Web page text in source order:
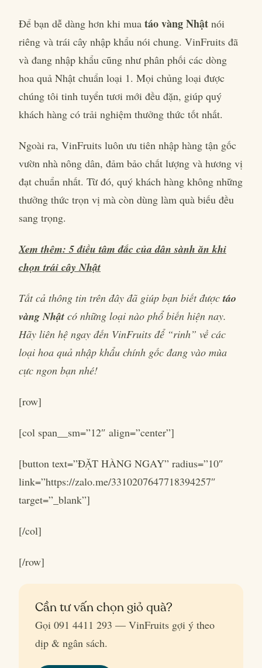
Để bạn dễ dàng hơn khi mua táo vàng Nhật nói
riêng và trái cây nhập khẩu nói chung. VinFruits đã
và đang nhập khẩu cũng như phân phối các dòng
hoa quả Nhật chuẩn loại 1. Mọi chủng loại được
chúng tôi tinh tuyển tươi mới đều đặn, giúp quý
khách hàng có trải nghiệm thưởng thức tốt nhất.
Ngoài ra, VinFruits luôn ưu tiên nhập hàng tận gốc
vườn nhà nông dân, đảm bảo chất lượng và hương vị
đạt chuẩn nhất. Từ đó, quý khách hàng không những
thưởng thức trọn vị mà còn dùng làm quà biếu đều
sang trọng.
Xem thêm: 5 điều tâm đắc của dân sành ăn khi
chọn trái cây Nhật
Tất cả thông tin trên đây đã giúp bạn biết đượctáo
vàng Nhật có những loại nào phổ biến hiện nay.
Hãy liên hệ ngay đến VinFruits để “rinh” về các
loại hoa quả nhập khẩu chính gốc đang vào mùa
cực ngon bạn nhé!
[row]
[col span__sm=”12″ align=”center”]
[button text=”ĐẶT HÀNG NGAY” radius=”10″
link=”https://zalo.me/3310207647718394257″
target=”_blank”]
[/col]
[/row]
Cần tư vấn chọn giỏ quà?
Gọi 091 4411 293 — VinFruits gợi ý theo
dịp & ngân sách.